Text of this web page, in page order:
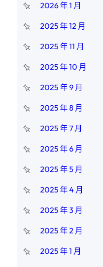
2026 年 1 月
2025 年 12 月
2025 年 11 月
2025 年 10 月
2025 年 9 月
2025 年 8 月
2025 年 7 月
2025 年 6 月
2025 年 5 月
2025 年 4 月
2025 年 3 月
2025 年 2 月
2025 年 1 月